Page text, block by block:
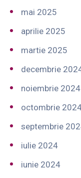
mai 2025
aprilie 2025
martie 2025
decembrie
noiembrie 2024
octombrie
septembrie
iulie 2024
iunie 2024